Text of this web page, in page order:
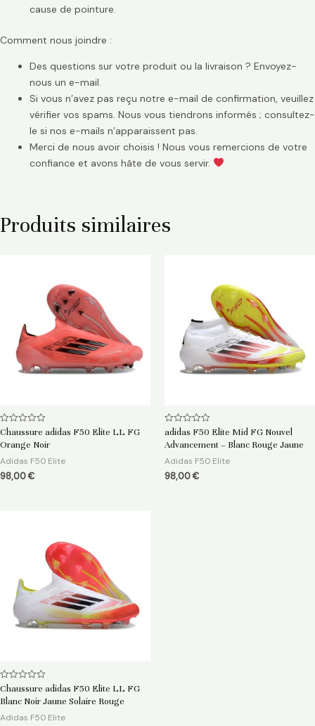
cause de pointure.
Comment nous joindre :
Des questions sur votre produit ou la livraison ? Envoyez-
nous un e-mail.
Si vous n’avez pas reçu notre e-mail de confirmation, veuillez
vérifier vos spams. Nous vous tiendrons informés ; consultez-
le si nos e-mails n’apparaissent pas.
Merci de nous avoir choisis ! Nous vous remercions de votre
confiance et avons hâte de vous servir.
Produits similaires
Note
sur
Chaussure adidas F50 Elite LL FG
Orange Noir
Adidas F50 Elite
98,00€
Note
sur
adidas F50 Elite Mid FG Nouvel
Advancement – Blanc Rouge Jaune
Adidas F50 Elite
98,00€
Note
sur
Chaussure adidas F50 Elite LL FG
Blanc Noir Jaune Solaire Rouge
Adidas F50 Elite